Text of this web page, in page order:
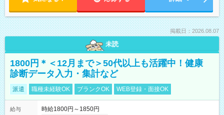
掲載日：2026.08.07
未読
1800円＊＜12月まで＞50代以上も活躍中！健康
診断データ入力・集計など
派遣 職種未経験OK ブランクOK WEB登録・面接OK
給与
時給1800円～1850円